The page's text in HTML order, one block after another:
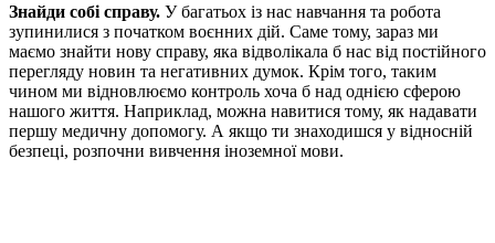
Знайди собі справу. У багатьох із нас навчання та робота
зупинилися з початком воєнних дій. Саме тому, зараз ми
маємо знайти нову справу, яка відволікала б нас від постійного
перегляду новин та негативних думок. Крім того, таким
чином ми відновлюємо контроль хоча б над однією сферою
нашого життя. Наприклад, можна навитися тому, як надавати
першу медичну допомогу. А якщо ти знаходишся у відносній
безпеці, розпочни вивчення іноземної мови.